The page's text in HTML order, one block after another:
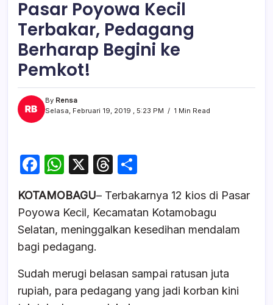
Pasar Poyowa Kecil
Terbakar, Pedagang
Berharap Begini ke
Pemkot!
By Rensa
Selasa, Februari 19, 2019 , 5:23 PM
1 Min Read
F
c
e
b
o
W
at
s
A
p
X
T
e
a
ar
e
KOTAMOBAGU– Terbakarnya 12 kios di Pasar
Poyowa Kecil, Kecamatan Kotamobagu
Selatan, meninggalkan kesedihan mendalam
bagi pedagang.
Sudah merugi belasan sampai ratusan juta
rupiah, para pedagang yang jadi korban kini